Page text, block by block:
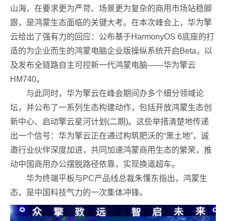
山海，在要求更为严苛、场景更为复杂的商用市场站稳脚
跟，是鸿蒙生态面临的关键大考。在本次峰会上，华为擎
云给出了强有力的回应：公布基于HarmonyOS 6底座的打
造的为企业而生的鸿蒙电脑企业版操纵系统开启Beta，以
及发布全链路自主可控新一代鸿蒙电脑——华为擎云
HM740。
与此同时，华为擎云在峰会期间办多个细分领域论
坛，并公布了一系列生态构建动作，包括开放鸿蒙生态创
新中心、启动擎云星河计划(二期)。这些举措清楚地传递
出一个信号：华为擎云正在通过构筑肥沃的“黑土地”，诚
邀行业伙伴深度加进，共同加速鸿蒙商用生态的繁荣，推
动中国商用办公摆脱路径依靠，实现换道超车。
华为终端平板与PC产品线总裁朱懂东指出，鸿蒙生
态，是中国科技气力的一次集体冲锋。